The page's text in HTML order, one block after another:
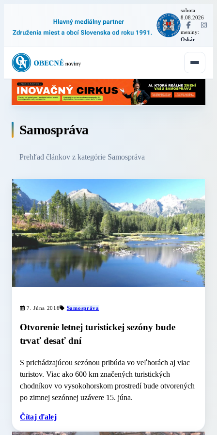
sobota
8.08.2026
·
meniny:
Oskár
Samospráva
Prehľad článkov z kategórie Samospráva
7. Júna 2016 Samospráva
Otvorenie letnej turistickej sezóny bude
trvať desať dní
S prichádzajúcou sezónou pribúda vo veľhorách aj viac
turistov. Viac ako 600 km značených turistických
chodníkov vo vysokohorskom prostredí bude otvorených
po zimnej sezónnej uzávere 15. júna.
Čítaj ďalej